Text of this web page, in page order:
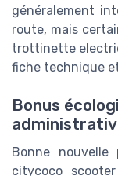
généralement
route, mais
trottinette
fiche technique
Bonus
Bonne nouvelle
citycoco